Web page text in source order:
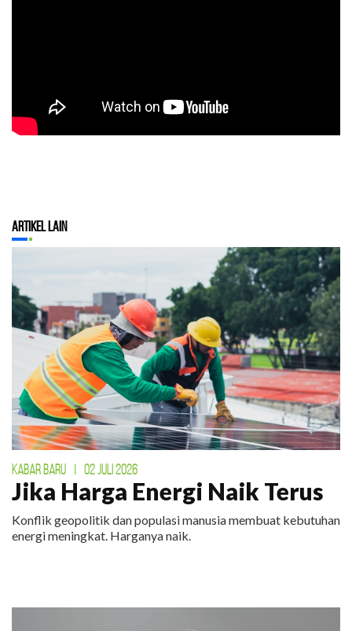
Artikel Lain
KABAR BARU 02 JULI 2026
Jika Harga Energi Naik Terus
Konflik geopolitik dan populasi manusia membuat kebutuhan
energi meningkat. Harganya naik.